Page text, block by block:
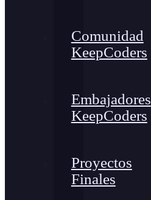
Comunidad
KeepCoders
Embajadores
KeepCoders
Proyectos
Finales